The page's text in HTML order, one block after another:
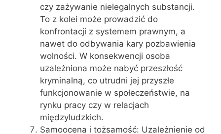
czy zażywanie nielegalnych substancji.
To z kolei może prowadzić do
konfrontacji z systemem prawnym, a
nawet do odbywania kary pozbawienia
wolności. W konsekwencji osoba
uzależniona może nabyć przeszłość
kryminalną, co utrudni jej przyszłe
funkcjonowanie w społeczeństwie, na
rynku pracy czy w relacjach
międzyludzkich.
Samoocena i tożsamość: Uzależnienie od